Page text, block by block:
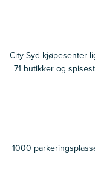
City Syd kjøpesenter
71 butikker og
1000